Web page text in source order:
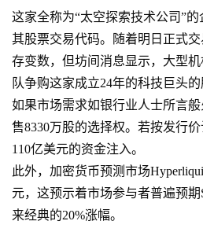
这家全称为“太空探索技术公司”的
其股票交易代码。随着明日正式
存变数，但坊间消息显示，大型
队争购这家成立24年的科技巨头的
如果市场需求如银行业人士所言
售8330万股的选择权。若按发行
110亿美元的资金注入。
此外，加密货币预测市场
元，这预示着市场参与者普遍预
来经典的20%涨幅。